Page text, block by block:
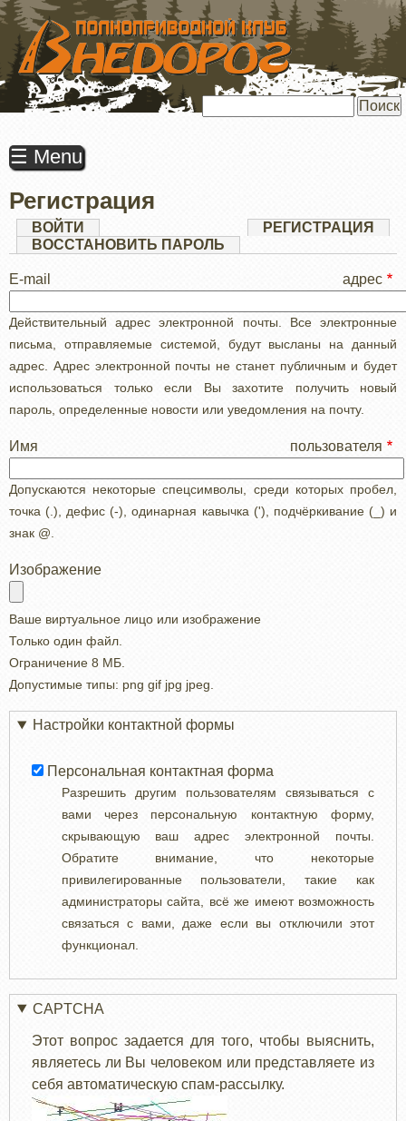
ПЕРЕЙТИ
ОСНОВНОМУ
СОДЕРЖАНИЮ
☰ Menu
Регистрация
Главные
вкладки
ВОЙТИ РЕГИСТРАЦИЯ
ВОССТАНОВИТЬ ПАРОЛЬ
E-mail адрес
Действительный адрес электронной почты. Все электронные
письма, отправляемые системой, будут высланы на данный
адрес. Адрес электронной почты не станет публичным и будет
использоваться только если Вы захотите получить новый
пароль, определенные новости или уведомления на почту.
Имя пользователя
Допускаются некоторые спецсимволы, среди которых пробел,
точка (.), дефис (-), одинарная кавычка ('), подчёркивание (_) и
знак @.
Изображение
Ваше виртуальное лицо или изображение
Только один файл.
Ограничение 8 МБ.
Допустимые типы: png gif jpg jpeg.
Настройки контактной формы
Персональная контактная форма
Разрешить другим пользователям связываться с
вами через персональную контактную форму,
скрывающую ваш адрес электронной почты.
Обратите внимание, что некоторые
привилегированные пользователи, такие как
администраторы сайта, всё же имеют возможность
связаться с вами, даже если вы отключили этот
функционал.
CAPTCHA
Этот вопрос задается для того, чтобы выяснить,
являетесь ли Вы человеком или представляете из
себя автоматическую спам-рассылку.